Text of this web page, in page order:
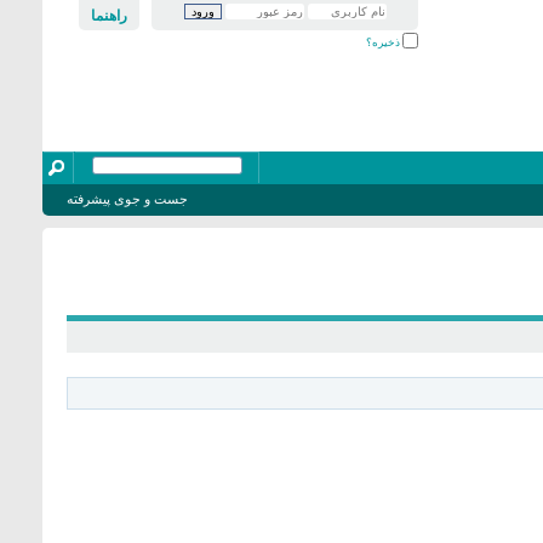
راهنما
ذخیره؟
جست و جوی پیشرفته